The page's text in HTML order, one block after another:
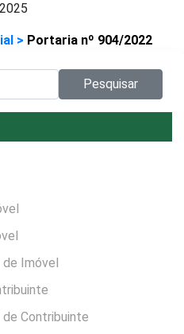
> Portaria nº 904/2022
Pesquisar
de Imóvel
Contribuinte